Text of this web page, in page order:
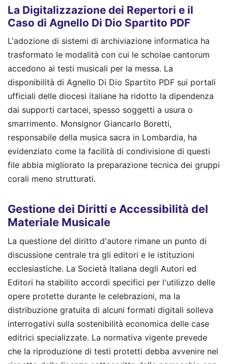
La Digitalizzazione dei Repertori e il
Caso di Agnello Di Dio Spartito PDF
L'adozione di sistemi di archiviazione informatica ha
trasformato le modalità con cui le scholae cantorum
accedono ai testi musicali per la messa. La
disponibilità di Agnello Di Dio Spartito PDF sui portali
ufficiali delle diocesi italiane ha ridotto la dipendenza
dai supporti cartacei, spesso soggetti a usura o
smarrimento. Monsignor Giancarlo Boretti,
responsabile della musica sacra in Lombardia, ha
evidenziato come la facilità di condivisione di questi
file abbia migliorato la preparazione tecnica dei gruppi
corali meno strutturati.
Gestione dei Diritti e Accessibilità del
Materiale Musicale
La questione del diritto d'autore rimane un punto di
discussione centrale tra gli editori e le istituzioni
ecclesiastiche. La Società Italiana degli Autori ed
Editori ha stabilito accordi specifici per l'utilizzo delle
opere protette durante le celebrazioni, ma la
distribuzione gratuita di alcuni formati digitali solleva
interrogativi sulla sostenibilità economica delle case
editrici specializzate. La normativa vigente prevede
che la riproduzione di testi protetti debba avvenire nel